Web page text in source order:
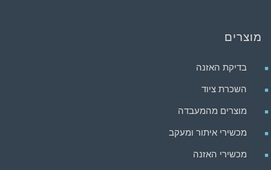
מוצרים
בדיקת האזנה
השכרת ציוד
מוצרים מהמעבדה
מכשירי איתור ומעקב
מכשירי האזנה